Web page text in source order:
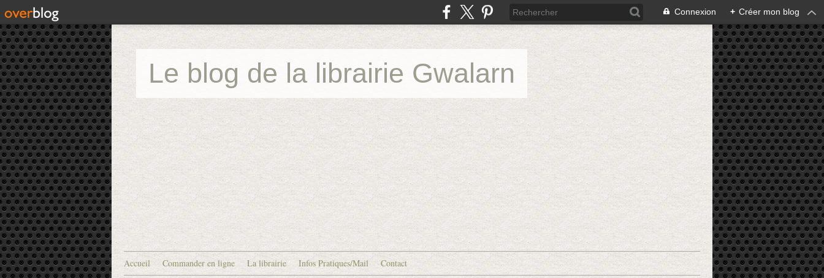
Connexion + Créer mon blog
Le blog de la librairie Gwalarn
Accueil Commander en ligne La librairie Infos Pratiques/Mail Contact